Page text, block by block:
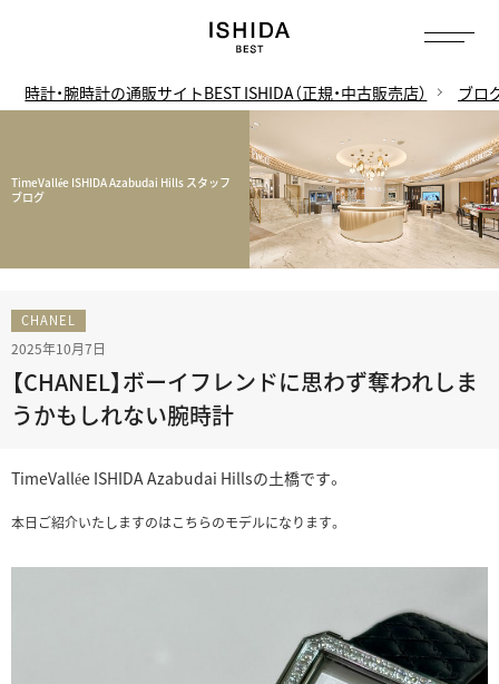
時計・腕時計の通販サイトBEST ISHIDA（正規・中古販売店） ブロ
TimeVallée ISHIDA Azabudai Hills スタッフ
ブログ
CHANEL
2025年10月7日
【CHANEL】ボーイフレンドに思わず奪われしま
うかもしれない腕時計
TimeVallée ISHIDA Azabudai Hillsの土橋です。
本日ご紹介いたしますのはこちらのモデルになります。